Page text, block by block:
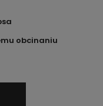
obcinaniu